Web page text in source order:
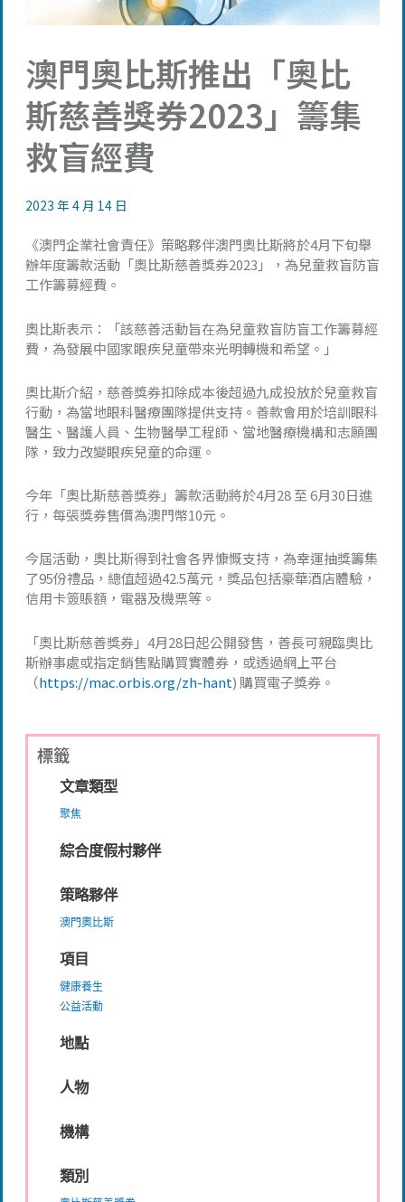
澳門奧比斯推出「奧比
斯慈善獎券2023」籌集
救盲經費
2023 年 4 月 14 日
《澳門企業社會責任》策略夥伴澳門奧比斯將於4月下旬舉
辦年度籌款活動「奧比斯慈善獎券2023」，為兒童救盲防盲
工作籌募經費。
奧比斯表示：「該慈善活動旨在為兒童救盲防盲工作籌募經
費，為發展中國家眼疾兒童帶來光明轉機和希望。」
奧比斯介紹，慈善獎券扣除成本後超過九成投放於兒童救盲
行動，為當地眼科醫療團隊提供支持。善款會用於培訓眼科
醫生、醫護人員、生物醫學工程師、當地醫療機構和志願團
隊，致力改變眼疾兒童的命運。
今年「奧比斯慈善獎券」籌款活動將於4月28 至 6月30日進
行，每張獎券售價為澳門幣10元。
今屆活動，奧比斯得到社會各界慷慨支持，為幸運抽獎籌集
了95份禮品，總值超過42.5萬元，獎品包括豪華酒店體驗，
信用卡簽賬額，電器及機票等。
「奧比斯慈善獎券」4月28日起公開發售，善長可親臨奧比
斯辦事處或指定銷售點購買實體券，或透過網上平台
（https://mac.orbis.org/zh-hant) 購買電子獎券。
標籤
文章類型
聚焦
綜合度假村夥伴
策略夥伴
澳門奧比斯
項目
健康養生
公益活動
地點
人物
機構
類別